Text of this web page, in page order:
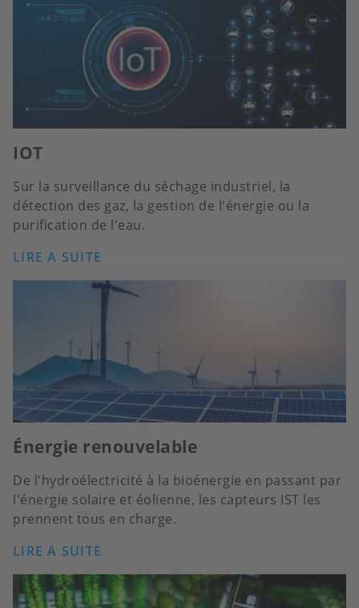
IOT
Sur la surveillance du séchage industriel, la
détection des gaz, la gestion de l'énergie ou la
purification de l'eau.
LIRE A SUITE
Énergie renouvelable
De l'hydroélectricité à la bioénergie en passant par
l'énergie solaire et éolienne, les capteurs IST les
prennent tous en charge.
LIRE A SUITE